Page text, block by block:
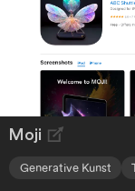
fortschrittliche
einzigartige
verschiedenen
Zwecke und
Preismodellen.
Moji
Generative Kunst